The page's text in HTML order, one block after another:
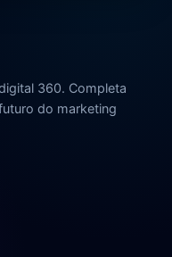
360. Completa
do marketing